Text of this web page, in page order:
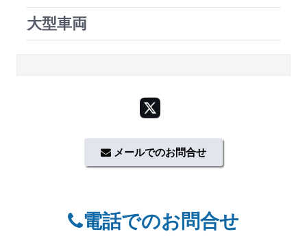
大型車両
メールでのお問合せ
電話でのお問合せ